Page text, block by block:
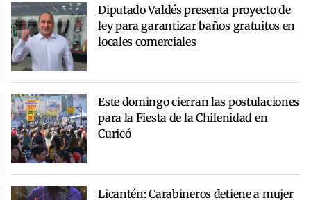
Diputado Valdés presenta proyecto de
ley para garantizar baños gratuitos en
locales comerciales
Este domingo cierran las postulaciones
para la Fiesta de la Chilenidad en
Curicó
Licantén: Carabineros detiene a mujer